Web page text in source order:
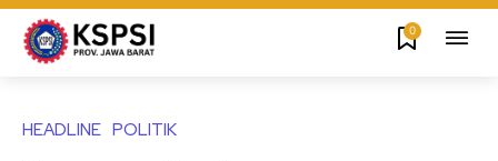
0
HEADLINE POLITIK